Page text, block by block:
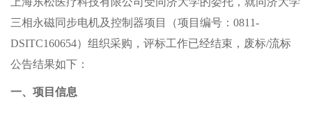
三相永磁同步电机及控制器项目（项目编号：0811-
DSITC160654）组织采购，评标工作已经结束，废标/流标
公告结果如下：
一、项目信息